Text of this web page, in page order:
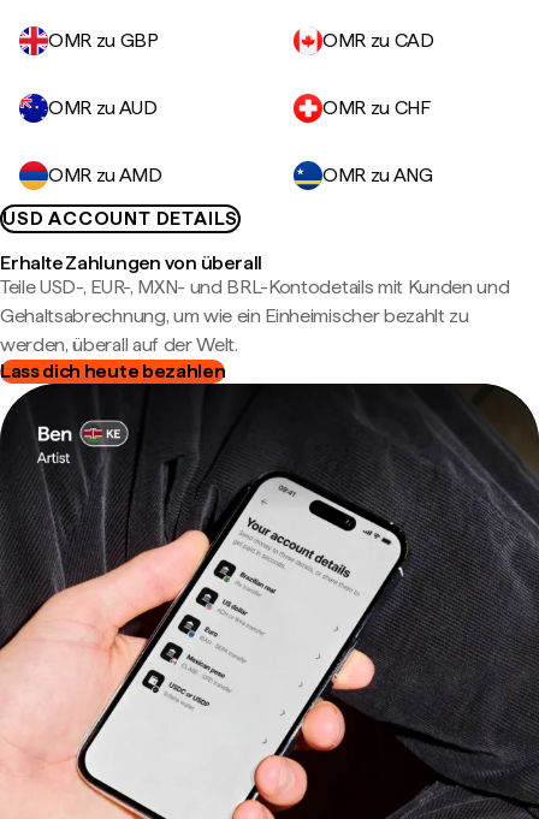
OMR zu GBP OMR zu CAD
OMR zu AUD OMR zu CHF
OMR zu AMD
OMR zu ANG
USD ACCOUNT DETAILS
Erhalte Zahlungen von überall
Teile USD-, EUR-, MXN- und BRL-Kontodetails mit Kunden und
Gehaltsabrechnung, um wie ein Einheimischer bezahlt zu
werden, überall auf der Welt.
Lass dich heute bezahlen